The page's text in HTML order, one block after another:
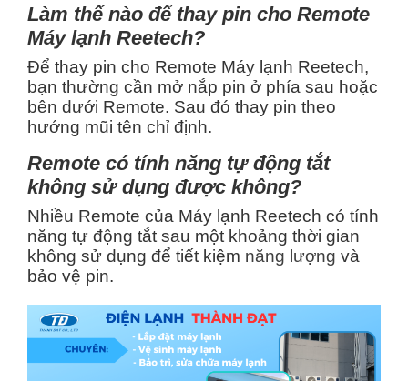
Làm thế nào để thay pin cho Remote
Máy lạnh Reetech?
Để thay pin cho Remote Máy lạnh Reetech,
bạn thường cần mở nắp pin ở phía sau hoặc
bên dưới Remote. Sau đó thay pin theo
hướng mũi tên chỉ định.
Remote có tính năng tự động tắt
không sử dụng được không?
Nhiều Remote của Máy lạnh Reetech có tính
năng tự động tắt sau một khoảng thời gian
không sử dụng để tiết kiệm năng lượng và
bảo vệ pin.